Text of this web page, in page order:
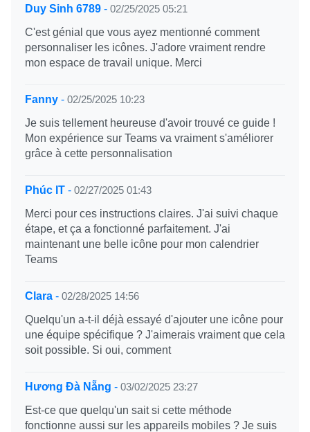
Duy Sinh 6789 - 02/25/2025 05:21
C'est génial que vous ayez mentionné comment
personnaliser les icônes. J'adore vraiment rendre
mon espace de travail unique. Merci
Fanny - 02/25/2025 10:23
Je suis tellement heureuse d'avoir trouvé ce guide !
Mon expérience sur Teams va vraiment s'améliorer
grâce à cette personnalisation
Phúc IT - 02/27/2025 01:43
Merci pour ces instructions claires. J'ai suivi chaque
étape, et ça a fonctionné parfaitement. J'ai
maintenant une belle icône pour mon calendrier
Teams
Clara - 02/28/2025 14:56
Quelqu'un a-t-il déjà essayé d'ajouter une icône pour
une équipe spécifique ? J'aimerais vraiment que cela
soit possible. Si oui, comment
Hương Đà Nẵng - 03/02/2025 23:27
Est-ce que quelqu'un sait si cette méthode
fonctionne aussi sur les appareils mobiles ? Je suis